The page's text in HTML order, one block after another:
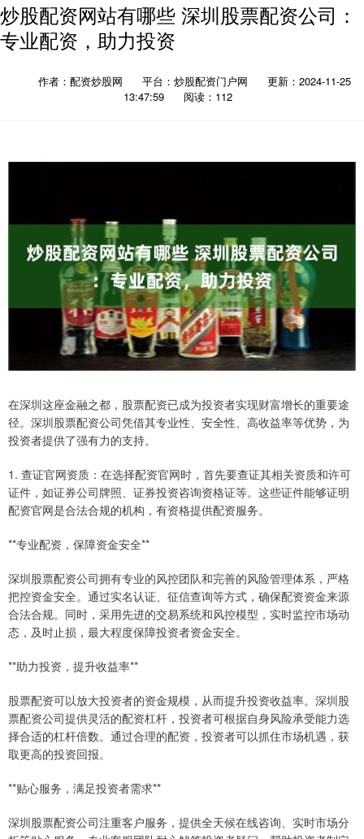
炒股配资网站有哪些 深圳股票配资公司：
专业配资，助力投资
作者：配资炒股网 平台：炒股配资门户网
更新：2024-11-25
13:47:59
阅读：112
在深圳这座金融之都，股票配资已成为投资者实现财富增长的重要途
径。深圳股票配资公司凭借其专业性、安全性、高收益率等优势，为
投资者提供了强有力的支持。
1. 查证官网资质：在选择配资官网时，首先要查证其相关资质和许可
证件，如证券公司牌照、证券投资咨询资格证等。这些证件能够证明
配资官网是合法合规的机构，有资格提供配资服务。
**专业配资，保障资金安全**
深圳股票配资公司拥有专业的风控团队和完善的风险管理体系，严格
把控资金安全。通过实名认证、征信查询等方式，确保配资资金来源
合法合规。同时，采用先进的交易系统和风控模型，实时监控市场动
态，及时止损，最大程度保障投资者资金安全。
**助力投资，提升收益率**
股票配资可以放大投资者的资金规模，从而提升投资收益率。深圳股
票配资公司提供灵活的配资杠杆，投资者可根据自身风险承受能力选
择合适的杠杆倍数。通过合理的配资，投资者可以抓住市场机遇，获
取更高的投资回报。
**贴心服务，满足投资者需求**
深圳股票配资公司注重客户服务，提供全天候在线咨询、实时市场分